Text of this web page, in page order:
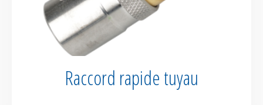
Raccord rapide tuyau